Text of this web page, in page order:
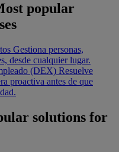
popular
Gestiona personas,
desde cualquier lugar.
(DEX) Resuelve
proactiva antes de que
solutions for